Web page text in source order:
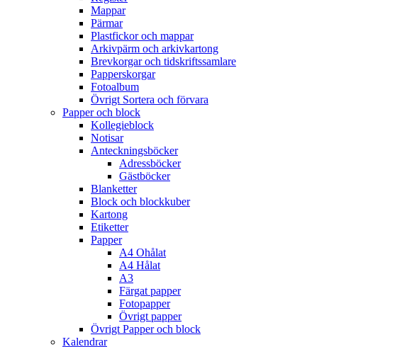
Mappar
Pärmar
Plastfickor och mappar
Arkivpärm och arkivkartong
Brevkorgar och tidskriftssamlare
Papperskorgar
Fotoalbum
Övrigt Sortera och förvara
Papper och block
Kollegieblock
Notisar
Anteckningsböcker
Adressböcker
Gästböcker
Blanketter
Block och blockkuber
Kartong
Etiketter
Papper
A4 Ohålat
A4 Hålat
A3
Färgat papper
Fotopapper
Övrigt papper
Övrigt Papper och block
Kalendrar